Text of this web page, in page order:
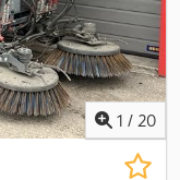
1 / 20